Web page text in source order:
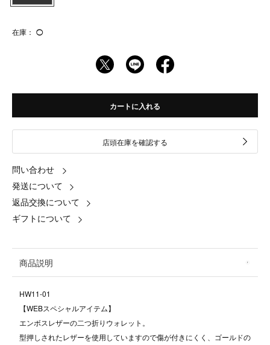
在庫： ◯
カートに入れる
店頭在庫を確認する
問い合わせ
発送について
返品交換について
ギフトについて
商品説明
HW11-01
【WEBスペシャルアイテム】
エンボスレザーの二つ折りウォレット。
型押しされたレザーを使用していますので傷が付きにくく、ゴールドの